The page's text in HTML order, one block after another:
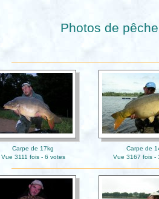
Photos de
Carpe de 17kg
Vue 3111 fois - 6 votes
Carpe de
Vue 3167 fois -